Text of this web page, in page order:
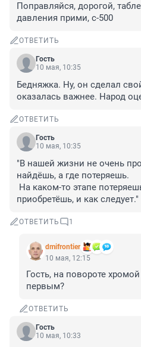
Поправляйся, дорогой,
давления прими, с-500
ОТВЕТИТЬ
Гость
10 мая, 10:35
Бедняжка. Ну, он сделал
оказалась важнее. Народ
ОТВЕТИТЬ
Гость
10 мая, 10:35
"В нашей жизни не очень
найдёшь, а где потеряешь.
На каком-то этапе
приобретёшь, и как следует."
ОТВЕТИТЬ 1
dmifrontier
10 мая, 12:15
Гость, на повороте
первым?
ОТВЕТИТЬ
Гость
10 мая, 10:33